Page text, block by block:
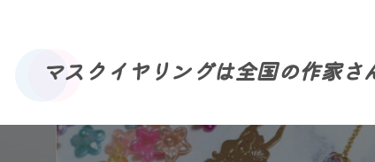
マスクイヤリングは全国の作家